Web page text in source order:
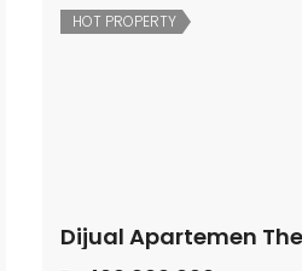
HOT PROPERTY